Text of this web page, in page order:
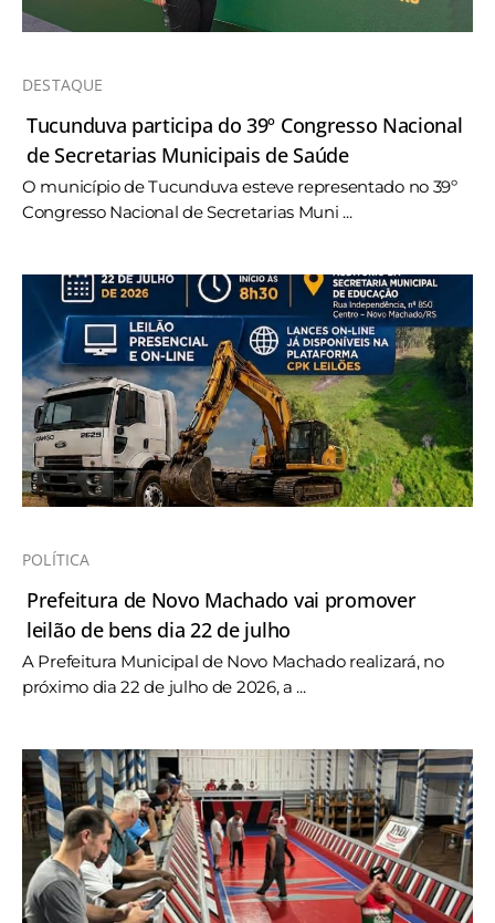
DESTAQUE
Tucunduva participa do 39º Congresso Nacional
de Secretarias Municipais de Saúde
O município de Tucunduva esteve representado no 39º
Congresso Nacional de Secretarias Muni ...
POLÍTICA
Prefeitura de Novo Machado vai promover
leilão de bens dia 22 de julho
A Prefeitura Municipal de Novo Machado realizará, no
próximo dia 22 de julho de 2026, a ...